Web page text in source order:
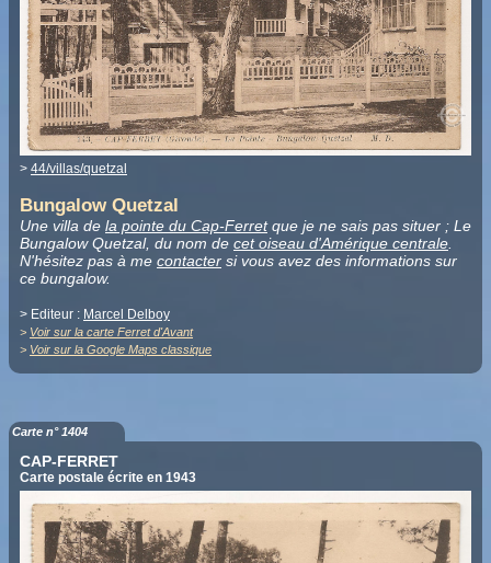
> 44/villas/quetzal
Bungalow Quetzal
Une villa de la pointe du Cap-Ferretque je ne sais pas situer ; Le
Bungalow Quetzal, du nom de cet oiseau d'Amérique centrale
N'hésitez pas à me contacter si vous avez des informations sur
ce bungalow.
> Editeur : Marcel Delboy
> Voir sur la carte Ferret d'Avant
> Voir sur la Google Maps classique
Carte n° 1404
CAP-FERRET
Carte postale écrite en 1943